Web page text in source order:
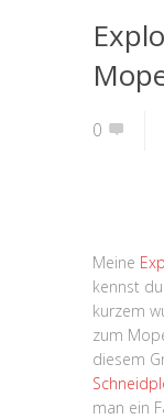
0
Meine
kennst
kurzem
zum
diesem
man ein